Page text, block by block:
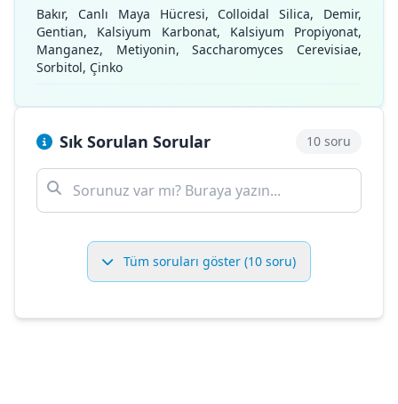
Bakır, Canlı Maya Hücresi, Colloidal Silica, Demir,
Gentian, Kalsiyum Karbonat, Kalsiyum Propiyonat,
Manganez, Metiyonin, Saccharomyces Cerevisiae,
Sorbitol, Çinko
Sık Sorulan Sorular 10 soru
Tüm soruları göster (10 soru)